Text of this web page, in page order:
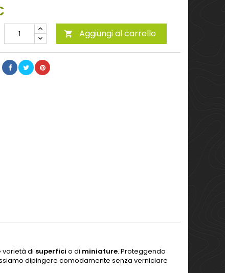
 Aggiungi al carrello
varietà di superfici o di miniature. Proteggendo
dipingere comodamente senza verniciare